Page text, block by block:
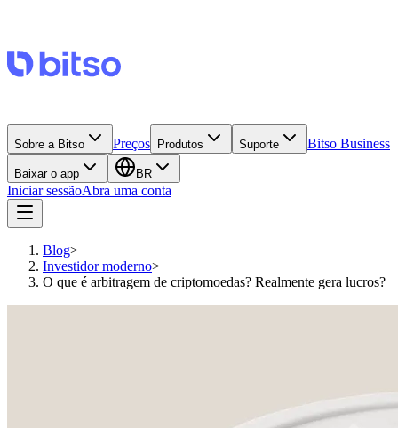
Sobre a Bitso Preços Produtos Suporte Bitso Business
Baixar o app BR
Iniciar sessãoAbra uma conta
Blog>
Investidor moderno>
O que é arbitragem de criptomoedas? Realmente gera lucros?